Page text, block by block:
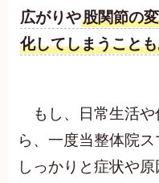
広がりや股関節の
化してしまうこと
もし、日常生活や
ら、一度当整体院ス
しっかりと症状や